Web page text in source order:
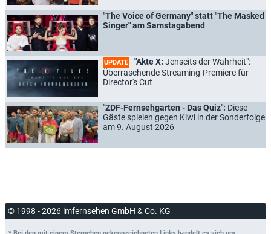
"The Voice of Germany" statt "The Masked
Singer" am Samstagabend
UPDATE "Akte X: Jenseits der Wahrheit":
Überraschende Streaming-Premiere für
Director's Cut
"ZDF-Fernsehgarten - Das Quiz": Diese
Gäste spielen gegen Kiwi in der Sonderfolge
am 9. August 2026
© 1998 - 2026 imfernsehen GmbH & Co. KG